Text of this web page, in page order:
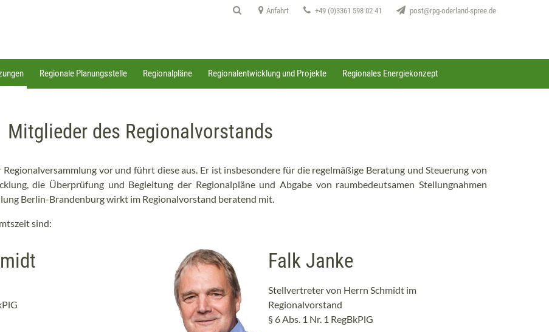
Anfahrt +49 (0)3361 598 02 41 post@rpg-oderland-spree.de
Regionale Planungsstelle Regionalpläne Regionalentwicklung und Projekte Regionales Energiekonzept
Mitglieder des Regionalvorstands
vor und führt diese aus. Er ist insbesondere für die regelmäßige Beratung und Steuerung von
die Überprüfung und Begleitung der Regionalpläne und Abgabe von raumbedeutsamen Stellungnahmen
Berlin-Brandenburg wirkt im Regionalvorstand beratend mit.
sind:
Falk Janke
Stellvertreter von Herrn Schmidt im
Regionalvorstand
§ 6 Abs. 1 Nr. 1 RegBkPlG